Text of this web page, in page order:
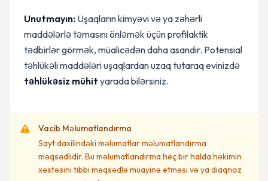
Unutmayın: Uşaqların kimyəvi və ya zəhərli
maddələrlə təmasını önləmək üçün profilaktik
tədbirlər görmək, müalicədən daha asandır. Potensial
təhlükəli maddələri uşaqlardan uzaq tutaraq evinizdə
təhlükəsiz mühit yarada bilərsiniz.
Vacib Məlumatlandırma
Sayt daxilindəki məlumatlar məlumatlandırma
məqsədlidir. Bu məlumatlandırma heç bir halda həkimin
xəstəsini tibbi məqsədlə müayinə etməsi və ya diaqnoz